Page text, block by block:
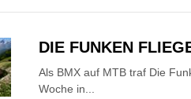
DIE FUNKEN
Als BMX auf MTB traf Die
Woche in...